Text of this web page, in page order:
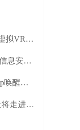
虚拟现实vr软件用在哪些领域？常见的虚拟VR软件
同创蓝天通过两大国际标准认证：您的信息安全，我来守护！
触目惊心！手机APP偷窥乱象：一个App唤醒十几个偷偷运行
天猫618开启vr全景购物时代，线上实景将走进生活